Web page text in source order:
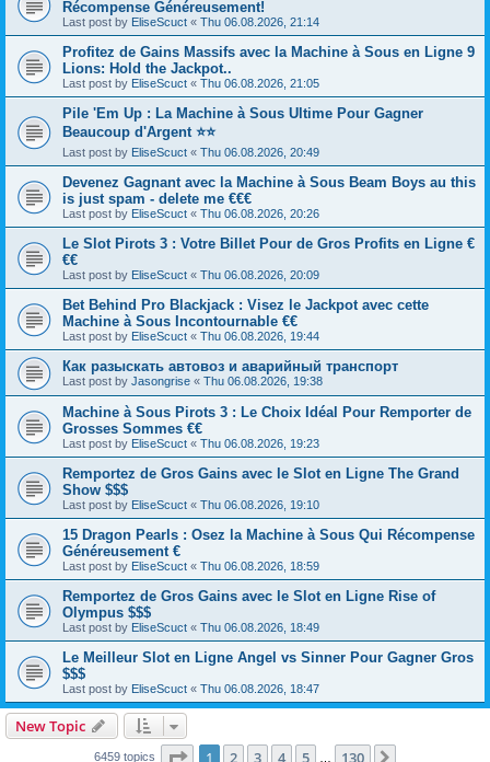
Récompense Généreusement!
Last post by EliseScuct « Thu 06.08.2026, 21:14
Profitez de Gains Massifs avec la Machine à Sous en Ligne 9
Lions: Hold the Jackpot..
Last post by EliseScuct « Thu 06.08.2026, 21:05
Pile 'Em Up : La Machine à Sous Ultime Pour Gagner
Beaucoup d'Argent ⭐⭐
Last post by EliseScuct « Thu 06.08.2026, 20:49
Devenez Gagnant avec la Machine à Sous Beam Boys au this
is just spam - delete me €€€
Last post by EliseScuct « Thu 06.08.2026, 20:26
Le Slot Pirots 3 : Votre Billet Pour de Gros Profits en Ligne €
€€
Last post by EliseScuct « Thu 06.08.2026, 20:09
Bet Behind Pro Blackjack : Visez le Jackpot avec cette
Machine à Sous Incontournable €€
Last post by EliseScuct « Thu 06.08.2026, 19:44
Как разыскать автовоз и аварийный транспорт
Last post by Jasongrise « Thu 06.08.2026, 19:38
Machine à Sous Pirots 3 : Le Choix Idéal Pour Remporter de
Grosses Sommes €€
Last post by EliseScuct « Thu 06.08.2026, 19:23
Remportez de Gros Gains avec le Slot en Ligne The Grand
Show $$$
Last post by EliseScuct « Thu 06.08.2026, 19:10
15 Dragon Pearls : Osez la Machine à Sous Qui Récompense
Généreusement €
Last post by EliseScuct « Thu 06.08.2026, 18:59
Remportez de Gros Gains avec le Slot en Ligne Rise of
Olympus $$$
Last post by EliseScuct « Thu 06.08.2026, 18:49
Le Meilleur Slot en Ligne Angel vs Sinner Pour Gagner Gros
$$$
Last post by EliseScuct « Thu 06.08.2026, 18:47
New Topic
6459 topics Page 1of 130
1 2 3 4 5 130